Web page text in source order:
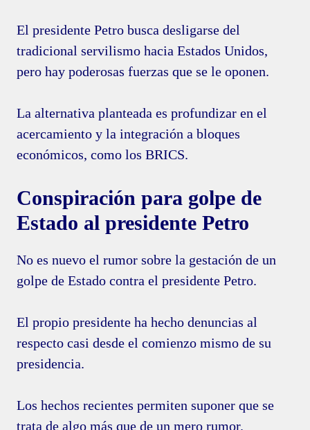
El presidente Petro busca desligarse del
tradicional servilismo hacia Estados Unidos,
pero hay poderosas fuerzas que se le oponen.
La alternativa planteada es profundizar en el
acercamiento y la integración a bloques
económicos, como los BRICS.
Conspiración para golpe de
Estado al presidente Petro
No es nuevo el rumor sobre la gestación de un
golpe de Estado contra el presidente Petro.
El propio presidente ha hecho denuncias al
respecto casi desde el comienzo mismo de su
presidencia.
Los hechos recientes permiten suponer que se
trata de algo más que de un mero rumor.